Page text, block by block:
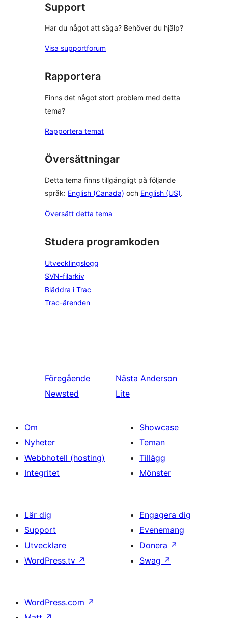
Support
Har du något att säga? Behöver du hjälp?
Visa supportforum
Rapportera
Finns det något stort problem med detta
tema?
Rapportera temat
Översättningar
Detta tema finns tillgängligt på följande
språk: English (Canada) och English (US).
Översätt detta tema
Studera programkoden
Utvecklingslogg
SVN-filarkiv
Bläddra i Trac
Trac-ärenden
Föregående
Newsted
Nästa Anderson
Lite
Om
Nyheter
Webbhotell (hosting)
Integritet
Showcase
Teman
Tillägg
Mönster
Lär dig
Support
Utvecklare
WordPress.tv ↗
Engagera dig
Evenemang
Donera ↗
Swag ↗
WordPress.com ↗